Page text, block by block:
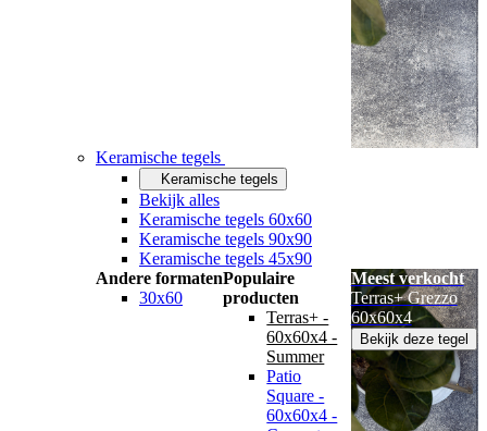
Keramische tegels
Keramische tegels
Bekijk alles
Keramische tegels 60x60
Keramische tegels 90x90
Keramische tegels 45x90
Andere formaten
30x60
Populaire
producten
Terras+ -
60x60x4 -
Summer
Patio
Square -
60x60x4 -
Meest verkocht
Terras+ Grezzo
60x60x4
Bekijk deze tegel